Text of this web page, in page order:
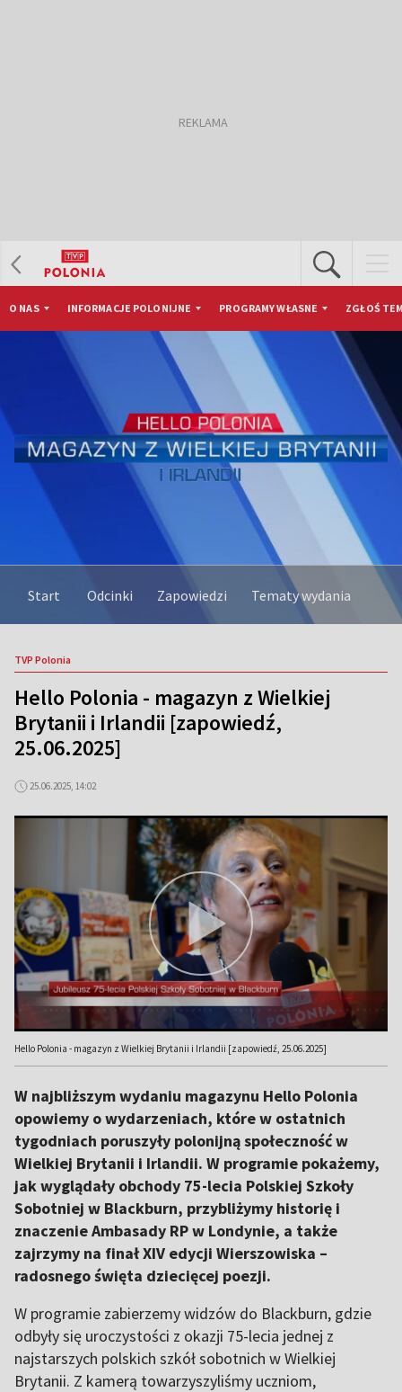
O NAS INFORMACJE POLONIJNE PROGRAMY WŁASNE ZGŁOŚ
Start Odcinki Zapowiedzi Tematy wydania
TVP Polonia
Hello Polonia - magazyn z Wielkiej
Brytanii i Irlandii [zapowiedź,
25.06.2025]
25.06.2025, 14:02
Hello Polonia - magazyn z Wielkiej Brytanii i Irlandii [zapowiedź, 25.06.2025]
W najbliższym wydaniu magazynu Hello Polonia
opowiemy o wydarzeniach, które w ostatnich
tygodniach poruszyły polonijną społeczność w
Wielkiej Brytanii i Irlandii. W programie pokażemy,
jak wyglądały obchody 75-lecia Polskiej Szkoły
Sobotniej w Blackburn, przybliżymy historię i
znaczenie Ambasady RP w Londynie, a także
zajrzymy na finał XIV edycji Wierszowiska –
radosnego święta dziecięcej poezji.
W programie zabierzemy widzów do Blackburn, gdzie
odbyły się uroczystości z okazji 75-lecia jednej z
najstarszych polskich szkół sobotnich w Wielkiej
Brytanii. Z kamerą towarzyszyliśmy uczniom,